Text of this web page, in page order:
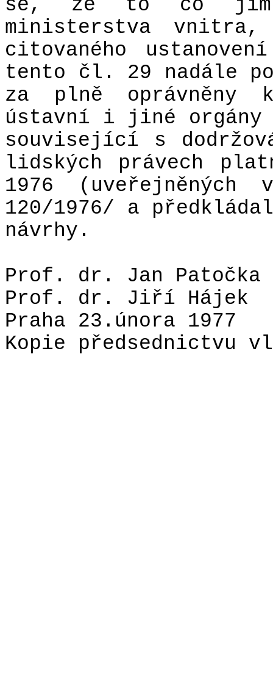
se, že to co jim
ministerstva
citovaného
tento čl. 29 nadále
za plně oprávněny
ústavní i jiné orgány
související s
lidských právech
1976
120/1976/ a
návrhy.
Prof. dr. Jan Patočka
Prof. dr. Jiří Hájek
Praha 23.února 1977
Kopie předsednictvu